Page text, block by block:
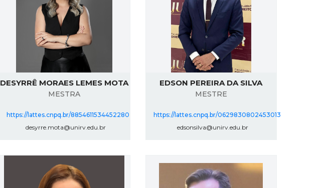
DESYRRÊ MORAES LEMES MOTA
MESTRA
https://lattes.cnpq.br/8854611534452280
desyrre.mota@unirv.edu.br
EDSON PEREIRA DA SILVA
MESTRE
https://lattes.cnpq.br/0629830802453013
edsonsilva@unirv.edu.br